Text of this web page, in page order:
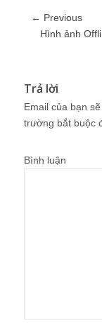
← Previous
Hình ảnh
Trả lời
Email của bạn
trường bắt buộc
Bình luận